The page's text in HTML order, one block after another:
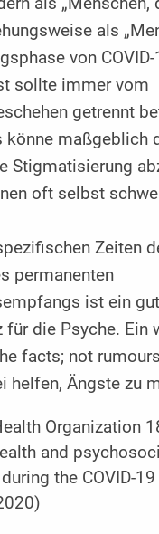
als
von
sollte immer vom
getrennt
könne maßgeblich
Stigmatisierung
oft selbst
Zeiten
permanenten
ist ein
die Psyche. Ein
facts; not
helfen, Ängste zu
Organization
and
the COVID-